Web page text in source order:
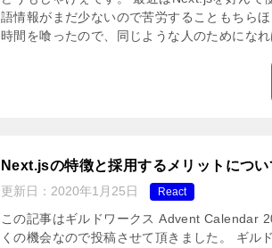
語情報がまだ少ないので苦労することもちら
時間を喰ったので、同じような人のためにな
Next.jsの特徴と採用するメリットにつ
更新日： 2020年1月25日 React
この記事はギルドワークス Advent Calendar
くの機会なので投稿させて頂きました。 ギル